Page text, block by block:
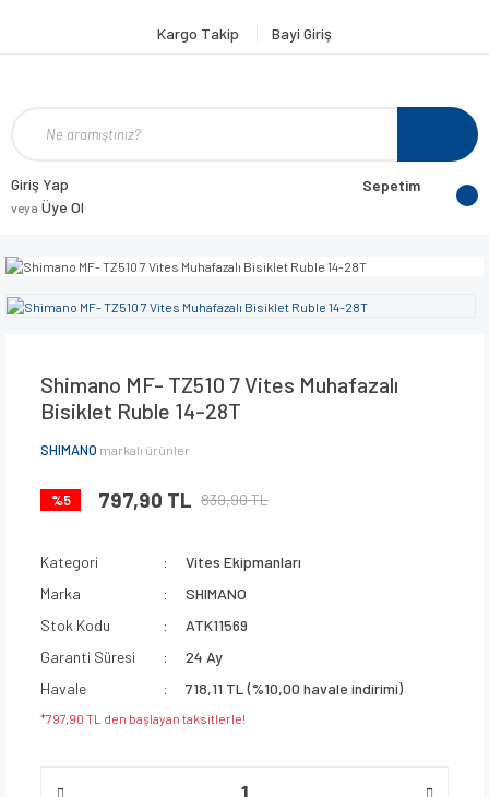
Kargo Takip Bayi Giriş
Giriş Yap
veya Üye Ol
Sepetim
Shimano MF- TZ510 7 Vites Muhafazalı
Bisiklet Ruble 14-28T
SHIMANO markalı ürünler
%5 797,90 TL 839,90 TL
Kategori
Vites Ekipmanları
Marka
SHIMANO
Stok Kodu
ATK11569
Garanti Süresi
24 Ay
Havale
718,11 TL (%10,00 havale indirimi)
*797,90 TL den başlayan taksitlerle!